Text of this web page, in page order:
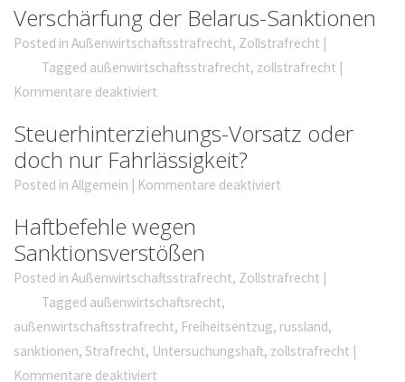
Verschärfung der Belarus-Sanktionen
Posted in Außenwirtschaftsstrafrecht, Zollstrafrecht |
Tagged außenwirtschaftsstrafrecht, zollstrafrecht |
Kommentare deaktiviert
Steuerhinterziehungs-Vorsatz oder
doch nur Fahrlässigkeit?
Posted in Allgemein | Kommentare deaktiviert
Haftbefehle wegen
Sanktionsverstößen
Posted in Außenwirtschaftsstrafrecht, Zollstrafrecht |
Tagged außenwirtschaftsrecht,
außenwirtschaftsstrafrecht, Freiheitsentzug, russland,
sanktionen,Strafrecht, Untersuchungshaft, zollstrafrecht |
Kommentare deaktiviert